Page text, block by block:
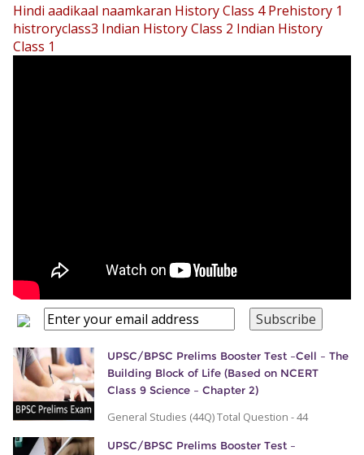
Hindi aadikaal naamkaran History Class 4 Prehistory 1
histroryclass3 Indian History Class 2 Indian History
Class 1
UPSC/BPSC Prelims Booster Test –Cell – The
Building Block of Life (Based on NCERT
Class 9 Science – Chapter 2)
General Studies (44Q) Total Question - 44
UPSC/BPSC Prelims Booster Test –